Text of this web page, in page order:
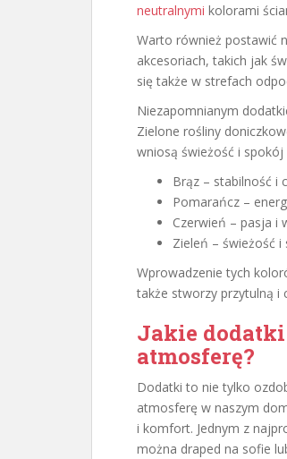
neutralnymi kolorami
Warto również postawić
akcesoriach, takich jak
się także w strefach
Niezapomnianym
Zielone rośliny
wniosą świeżość i spokój
Brąz – stabilność i
Pomarańcz –
Czerwień – pasja i
Zieleń – świeżość i
Wprowadzenie tych
także stworzy przytulną i
Jakie
atmosferę?
Dodatki to nie tylko
atmosferę w naszym
i komfort. Jednym z
można draped na sofie